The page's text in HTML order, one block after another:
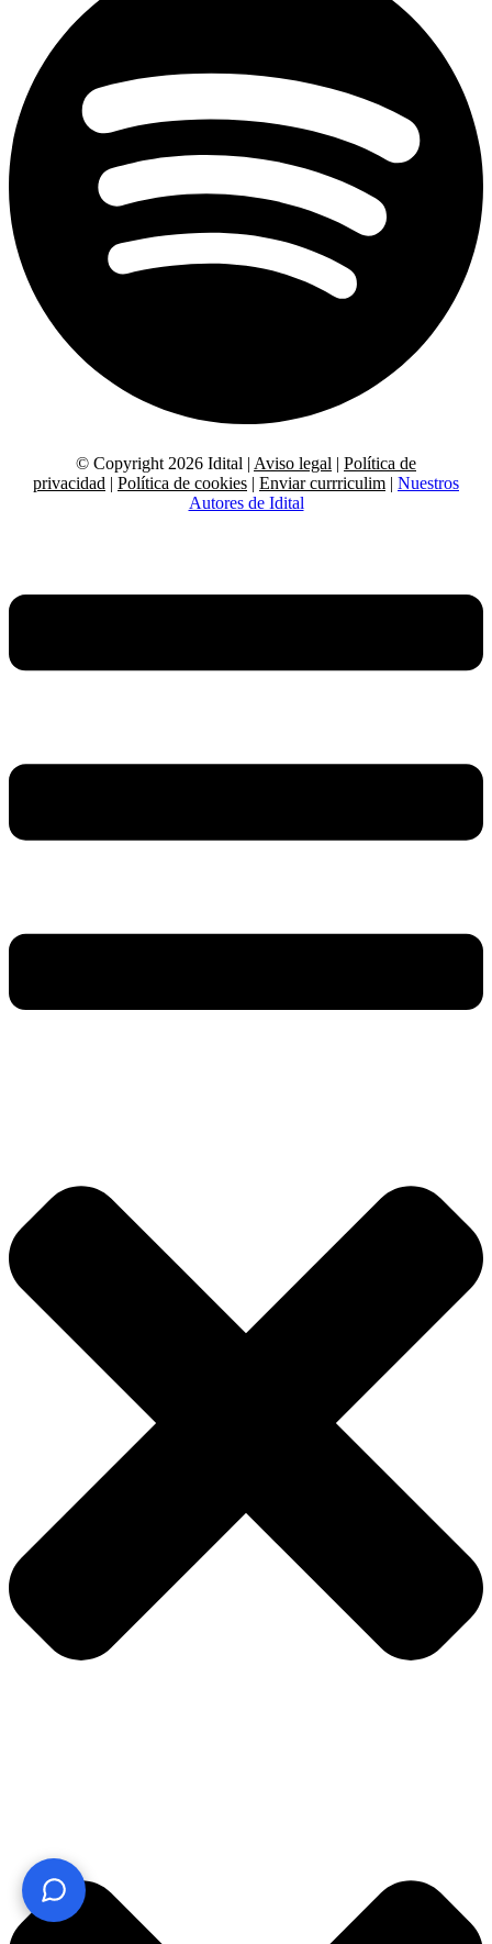
© Copyright 2026 Idital | Aviso legal | Política de
privacidad | Política de cookies | Enviar currriculim | Nuestros
Autores de Idital